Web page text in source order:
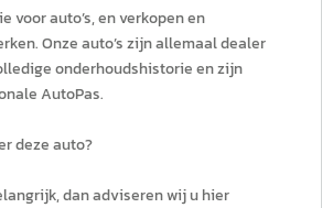
voor auto’s, en verkopen en
Onze auto’s zijn allemaal dealer
onderhoudshistorie en zijn
AutoPas.
deze auto?
dan adviseren wij u hier